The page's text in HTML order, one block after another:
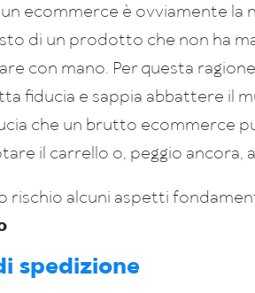
ecommerce è ovviamente la
di un prodotto che non ha
con mano. Per questa
fiducia e sappia abbattere il
che un brutto ecommerce
il carrello o, peggio ancora,
rischio alcuni aspetti
spedizione